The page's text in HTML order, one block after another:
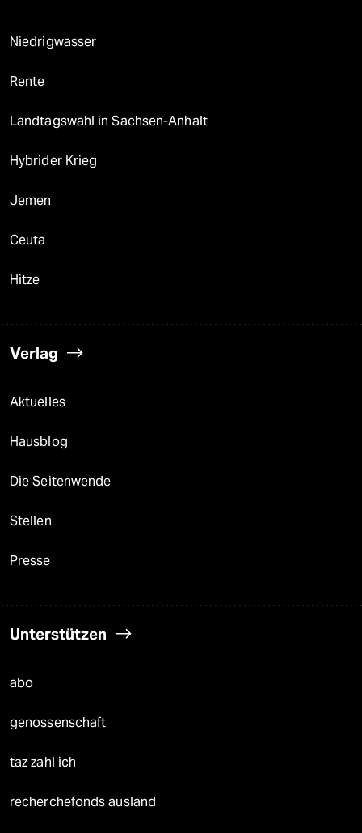
Niedrigwasser
Rente
Landtagswahl in Sachsen-Anhalt
Hybrider Krieg
Jemen
Ceuta
Hitze
Verlag
Aktuelles
Hausblog
Die Seitenwende
Stellen
Presse
Unterstützen
abo
genossenschaft
taz zahl ich
recherchefonds ausland